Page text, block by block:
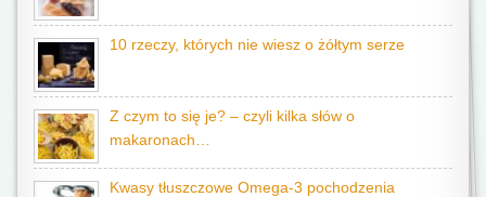
10 rzeczy, których nie wiesz o żółtym serze
Z czym to się je? – czyli kilka słów o
makaronach…
Kwasy tłuszczowe Omega-3 pochodzenia